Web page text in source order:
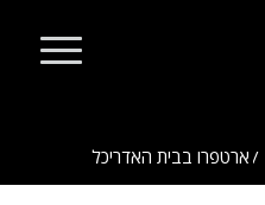
/ ארטפרו בבית האדריכל